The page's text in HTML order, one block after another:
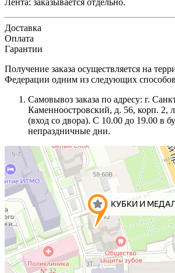
Лента: заказывается отдельно.
Доставка
Оплата
Гарантии
Получение заказа осуществляется на
Федерации одним из следующих
Самовывоз заказа по адресу: г.
Каменноостровский, д. 56, корп. 2,
(вход со двора). С 10.00 до 19.00 в
непраздничные дни.